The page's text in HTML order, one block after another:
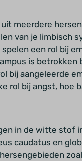
meerdere
van je limbisch
een rol bij
is betrokken
bij aangeleerde
rol bij angst, hoe
in de witte stof
caudatus en